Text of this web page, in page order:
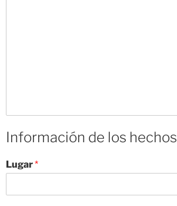
Información de los hechos
Lugar*